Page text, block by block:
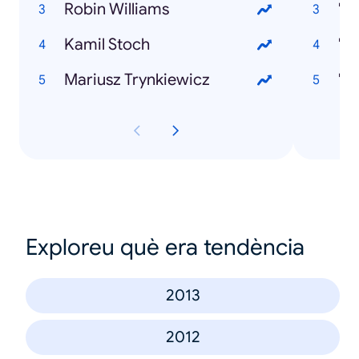
Robin Williams
Kamil Stoch
Mariusz Trynkiewicz
Exploreu què era tendència
2013
2012